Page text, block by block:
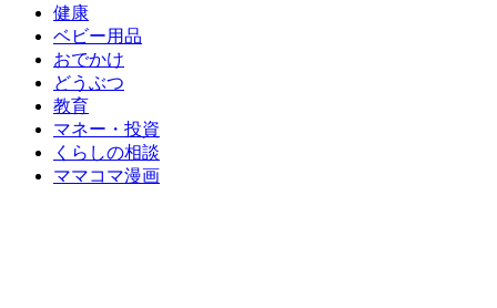
健康
ベビー用品
おでかけ
どうぶつ
教育
マネー・投資
くらしの相談
ママコマ漫画